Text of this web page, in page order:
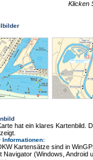
Klicken
hat ein klares Kartenbild.
Informationen:
Kartensätze sind in
Navigator (Windows, Android